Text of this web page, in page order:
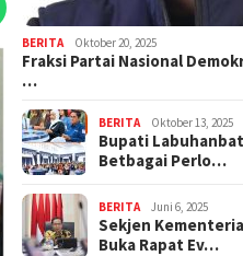
BERITA Oktober 20, 2025
Fraksi Partai Nasional
…
BERITA Oktober 13, 2025
Bupati
Betbagai Perlo…
BERITA Juni 6, 2025
Sekjen
Buka Rapat Ev…